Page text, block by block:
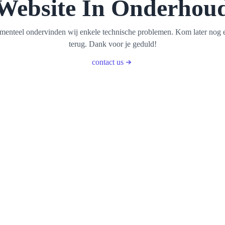
In
ondervinden wij enkele technische problemen. Kom later nog
terug. Dank voor je geduld!
contact us